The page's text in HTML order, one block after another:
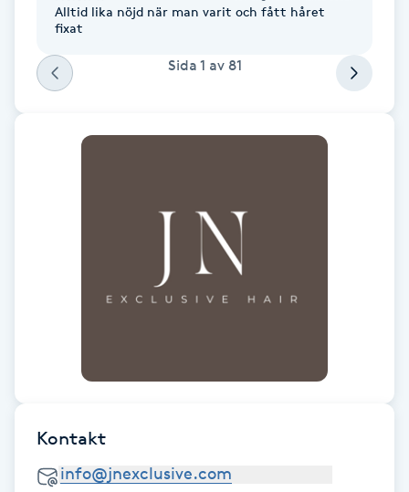
Gua Sha-massage
Hatha Yoga
Alltid lika nöjd när man varit och fått håret
fixat
Sida 1 av 81
Kontakt